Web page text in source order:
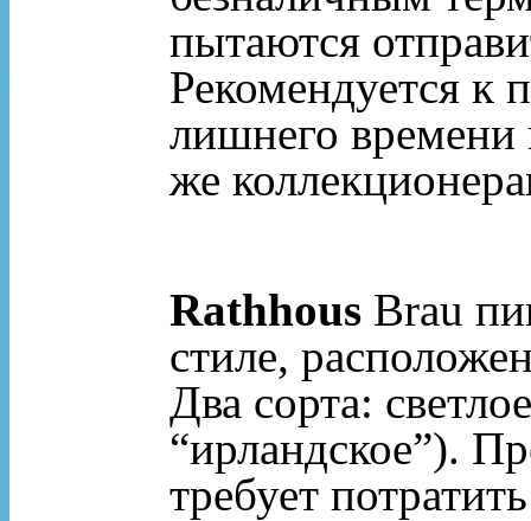
пытаются
Рекомендуется к
лишнего
же
Rathhous Brau
стиле,
Два сорта:
“ирландское”).
требует